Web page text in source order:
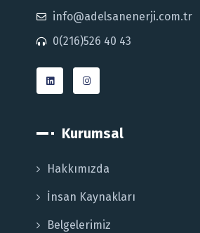
info@adelsanenerji.com.tr
0(216)526 40 43
Kurumsal
Hakkımızda
İnsan Kaynakları
Belgelerimiz